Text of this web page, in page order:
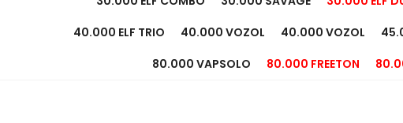
40.000 ELF TRIO
40.000 VOZOL 40.000 VOZOL
80.000 VAPSOLO
80.000 FREETON